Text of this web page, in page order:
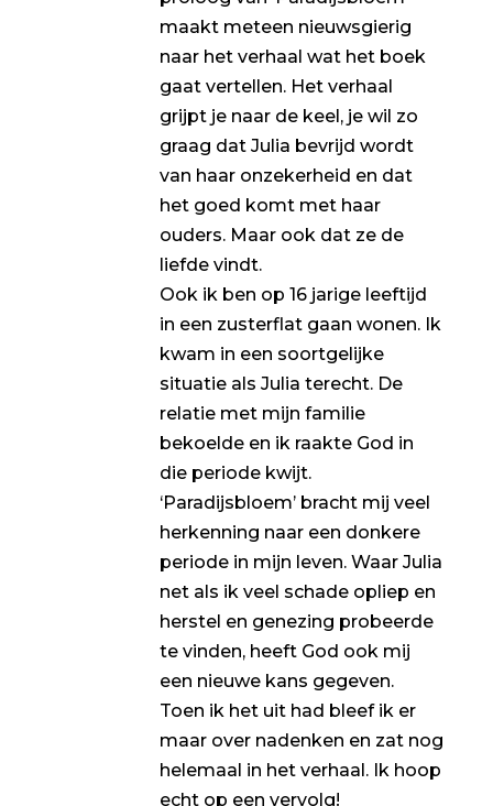
maakt meteen nieuwsgierig
naar het verhaal wat het boek
gaat vertellen. Het verhaal
grijpt je naar de keel, je wil zo
graag dat Julia bevrijd wordt
van haar onzekerheid en dat
het goed komt met haar
ouders. Maar ook dat ze de
liefde vindt.
Ook ik ben op 16 jarige leeftijd
in een zusterflat gaan wonen. Ik
kwam in een soortgelijke
situatie als Julia terecht. De
relatie met mijn familie
bekoelde en ik raakte God in
die periode kwijt.
‘Paradijsbloem’ bracht mij veel
herkenning naar een donkere
periode in mijn leven. Waar Julia
net als ik veel schade opliep en
herstel en genezing probeerde
te vinden, heeft God ook mij
een nieuwe kans gegeven.
Toen ik het uit had bleef ik er
maar over nadenken en zat nog
helemaal in het verhaal. Ik hoop
echt op een vervolg!